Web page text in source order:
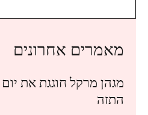
מאמרים אחרונים
התזה